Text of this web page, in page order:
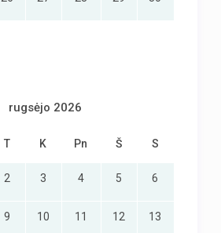
rugsėjo 2026
T K Pn Š S
2 3 4 5 6
9 10 11 12 13